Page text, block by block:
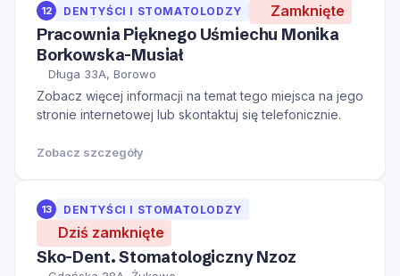
12 DENTYŚCI I STOMATOLODZY Zamknięte
Pracownia Pięknego Uśmiechu Monika
Borkowska-Musiał
Długa 33A, Borowo
Zobacz więcej informacji na temat tego miejsca na jego
stronie internetowej lub skontaktuj się telefonicznie.
Zobacz szczegóły
13 DENTYŚCI I STOMATOLODZY
Dziś zamknięte
Sko-Dent. Stomatologiczny Nzoz